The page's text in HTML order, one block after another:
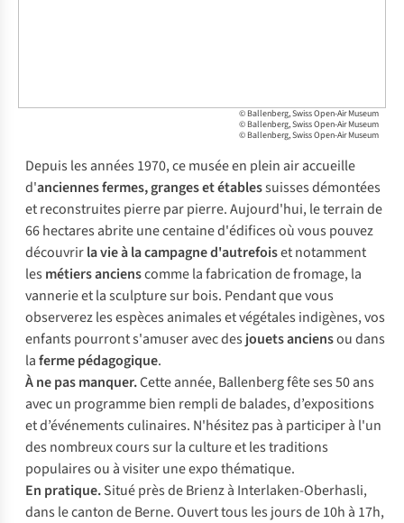
© Ballenberg, Swiss Open-Air Museum
© Ballenberg, Swiss Open-Air Museum
© Ballenberg, Swiss Open-Air Museum
Depuis les années 1970, ce musée en plein air accueille
d'anciennes fermes, granges et établessuisses démontées
et reconstruites pierre par pierre. Aujourd'hui, le terrain de
66 hectares abrite une centaine d'édifices où vous pouvez
découvrirla vie à la campagne d'autrefoiset notamment
les métiers ancienscomme la fabrication de fromage, la
vannerie et la sculpture sur bois. Pendant que vous
observerez les espèces animales et végétales indigènes, vos
enfants pourront s'amuser avec des jouets anciensou dans
laferme pédagogique.
À ne pas manquer.Cette année, Ballenberg fête ses 50 ans
avec un programme bien rempli de balades, d’expositions
et d’événements culinaires. N'hésitez pas à participer à l'un
des nombreux cours sur la culture et les traditions
populaires ou à visiter une expo thématique.
En pratique.Situé près de Brienz à Interlaken-Oberhasli,
dans le canton de Berne. Ouvert tous les jours de 10h à 17h,